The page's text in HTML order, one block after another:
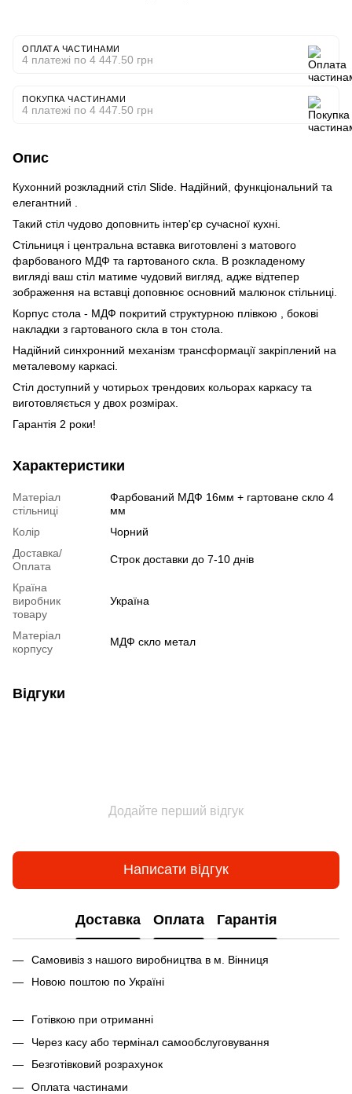
ОПЛАТА ЧАСТИНАМИ
4 платежі по 4 447.50 грн
ПОКУПКА ЧАСТИНАМИ
4 платежі по 4 447.50 грн
Опис
Кухонний розкладний стіл Slide. Надійний, функціональний та
елегантний .
Такий стіл чудово доповнить інтер'єр сучасної кухні.
Стільниця і центральна вставка виготовлені з матового
фарбованого МДФ та гартованого скла. В розкладеному
вигляді ваш стіл матиме чудовий вигляд, адже відтепер
зображення на вставці доповнює основний малюнок стільниці.
Корпус стола - МДФ покритий структурною плівкою , бокові
накладки з гартованого скла в тон стола.
Надійний cинхронний механізм трансформації закріплений на
металевому каркасі.
Стіл доступний у чотирьох трендових кольорах каркасу та
виготовляється у двох розмірах.
Гарантія 2 роки!
Характеристики
Матеріал
стільниці
Фарбований МДФ 16мм + гартоване скло 4
мм
Колір
Чорний
Доставка/
Оплата
Строк доставки до 7-10 днів
Країна
виробник
товару
Україна
Матеріал
корпусу
МДФ скло метал
Відгуки
Додайте перший відгук
Написати відгук
Доставка Оплата Гарантія
Самовивіз з нашого виробництва в м. Вінниця
Новою поштою по Україні
Готівкою при отриманні
Через касу або термінал самообслуговування
Безготівковий розрахунок
Оплата частинами